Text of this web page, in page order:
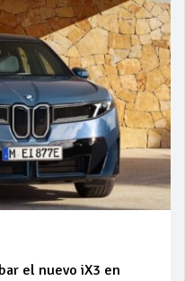
el nuevo iX3 en